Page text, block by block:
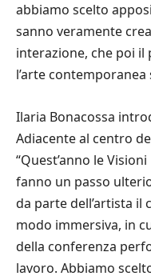
abbiamo scelto
sanno veramente
interazione, che poi il
l’arte contemporanea
Ilaria Bonacossa
Adiacente al centro
“Quest’anno le
fanno un passo
da parte dell’artista il
modo immersiva, in
della conferenza
lavoro. Abbiamo